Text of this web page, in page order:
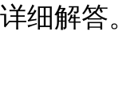
详细解答。